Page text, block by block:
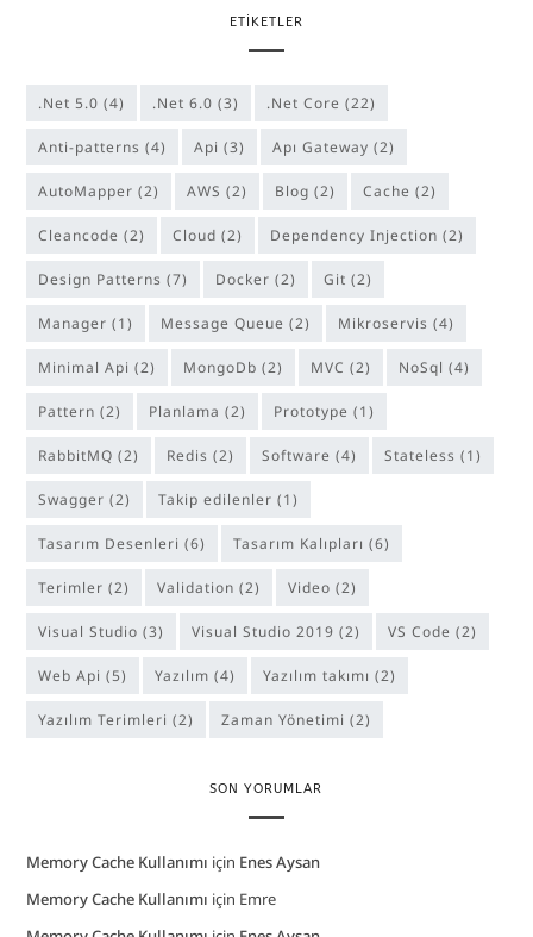
ETIKETLER
.Net 5.0 (4) .Net 6.0 (3) .Net Core (22)
anti-patterns (4) Api (3) Apı Gateway (2)
AutoMapper (2) AWS (2) Blog (2) Cache (2)
cleancode (2) Cloud (2) Dependency Injection (2)
Design Patterns (7) Docker (2) Git (2)
manager (1) Message Queue (2) Mikroservis (4)
Minimal Api (2) MongoDb (2) MVC (2) NoSql (4)
Pattern (2) Planlama (2) Prototype (1)
RabbitMQ (2) Redis (2) software (4) Stateless (1)
Swagger (2) Takip edilenler (1)
Tasarım Desenleri (6) Tasarım Kalıpları (6)
Terimler (2) Validation (2) Video (2)
Visual Studio (3) Visual Studio 2019 (2) VS Code (2)
Web Api (5) Yazılım (4) yazılım takımı (2)
Yazılım Terimleri (2) Zaman Yönetimi (2)
SON YORUMLAR
Memory Cache Kullanımı için Enes Aysan
Memory Cache Kullanımı için Emre